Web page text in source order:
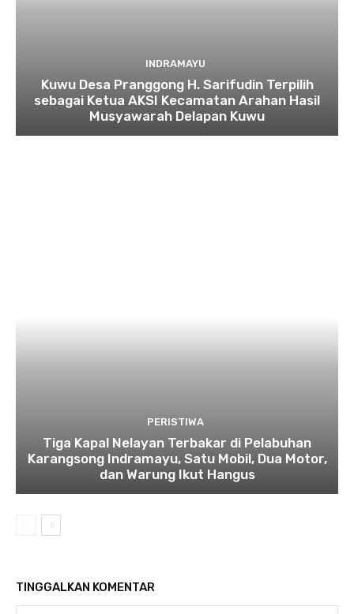
INDRAMAYU
Kuwu Desa Pranggong H. Sarifudin Terpilih
sebagai Ketua AKSI Kecamatan Arahan Hasil
Musyawarah Delapan Kuwu
PERISTIWA
Tiga Kapal Nelayan Terbakar di Pelabuhan
Karangsong Indramayu, Satu Mobil, Dua Motor,
dan Warung Ikut Hangus
TINGGALKAN KOMENTAR